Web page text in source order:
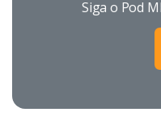
Siga o Pod